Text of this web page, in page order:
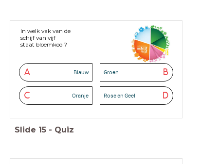
In welk vak van de
schijf van vijf
staat bloemkool?
A Blauw B
Groen
C Oranje D
Rose en Geel
Slide 15 - Quiz